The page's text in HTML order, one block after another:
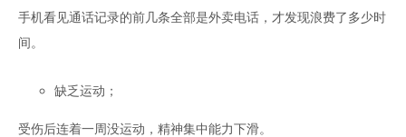
手机看见通话记录的前几条全部是外卖电话，才发现浪费了多少时
间。
缺乏运动；
受伤后连着一周没运动，精神集中能力下滑。